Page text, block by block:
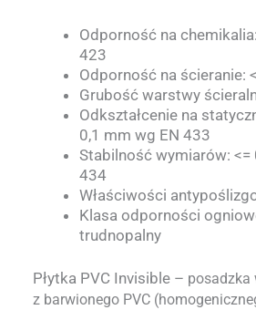
Odporność na
423
Odporność na ścieranie:
Grubość warstwy
Odkształcenie na
0,1 mm wg EN 433
Stabilność wymiarów: <=
434
Właściwości
Klasa odporności
trudnopalny
Płytka PVC Invisible – posadzka
z barwionego PVC